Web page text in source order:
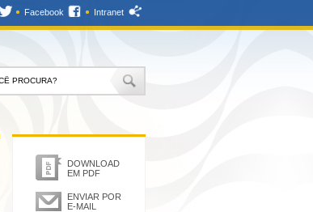
Facebook Intranet
DOWNLOAD
EM PDF
ENVIAR POR
E-MAIL